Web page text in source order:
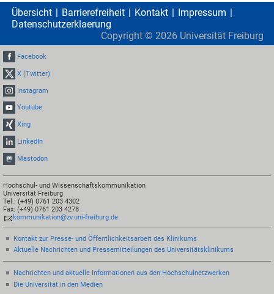
Übersicht Barrierefreiheit Kontakt
Impressum
Datenschutzerklaerung
Copyright © 2026 Universität Freiburg
Facebook
X (Twitter)
Instagram
Youtube
Xing
LinkedIn
Mastodon
Hochschul- und Wissenschaftskommunikation
Universität Freiburg
Tel.: (+49) 0761 203 4302
Fax: (+49) 0761 203 4278
kommunikation@zv.uni-freiburg.de
Kontakt zur Presse- und Öffentlichkeitsarbeit des Klinikums
Aktuelle Nachrichten und Pressemitteilungen des Universitätsklinikums
Nachrichten und aktuelle Informationen aus den Hochschulnetzwerken
Die Universität in den Medien